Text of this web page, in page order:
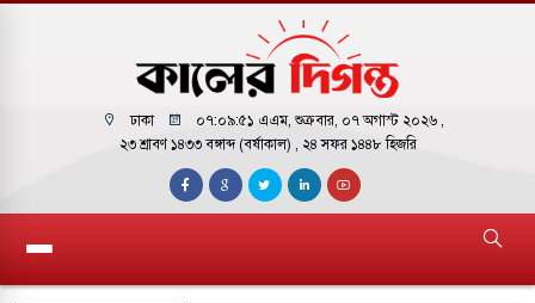
ঢাকা ০৭:০৯:৫২ এএম, শুক্রবার, ০৭ অগাস্ট ২০২৬ ,
২৩ শ্রাবণ ১৪৩৩ বঙ্গাব্দ (বর্ষাকাল) , ২৪ সফর ১৪৪৮ হিজরি